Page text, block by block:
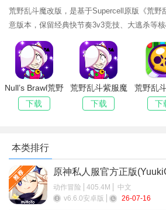
赏金猎人（3对3）：以击杀敌人抢夺
击杀敌人可以获得赏金之星并计入计分板
获胜。
金库攻防（3对3）：摧毁敌方金库为
需要保护己方金库并摧毁对方金库以获得
游戏优势
快节奏的游戏节奏：每局游戏时间较
内享受到刺激的对战乐趣。
丰富的游戏内容：游戏不断更新新的
荒野乱斗魔改版，是基于Supercell原版《荒野
意版本，保留经典快节奏3v3竞技、大逃杀等
改内容与自由福利，主打全英雄解锁、无限资
验，为玩家打造更自由、更刺激、更个性化的
Null’s Brawl荒野
乱斗私人服最新
版下载2026安
下载
荒野乱斗紫服魔
改版(Null’s
Brawl)
下载
荒野乱
版
下
本类排行
原神私人服官方正版
动作冒险 405.4M
中文
v6.6.0安卓版
26-07-16